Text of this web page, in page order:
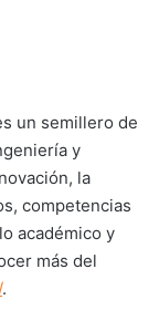
un semillero de
y
la
competencias
académico y
más del
/.